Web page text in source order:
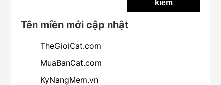
kiếm
Tên miền mới cập nhật
TheGioiCat.com
MuaBanCat.com
KyNangMem.vn